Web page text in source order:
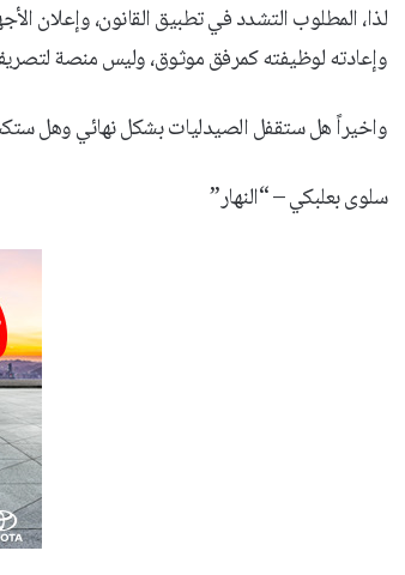
لذا، المطلوب التشدد في تطبيق القانون، وإعلان
وإعادته لوظيفته كمرفق موثوق، وليس منصة
واخيراً هل ستقفل الصيدليات بشكل نهائي وهل
سلوى بعلبكي – “النهار”